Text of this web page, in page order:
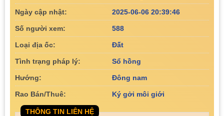
Ngày cập nhật: 2025-06-06 20:39:46
Số người xem: 588
Loại địa ốc: Đất
Tình trạng pháp lý: Sổ hồng
Hướng: Đông nam
Rao Bán/Thuê: Ký gởi môi giới
THÔNG TIN LIÊN HỆ